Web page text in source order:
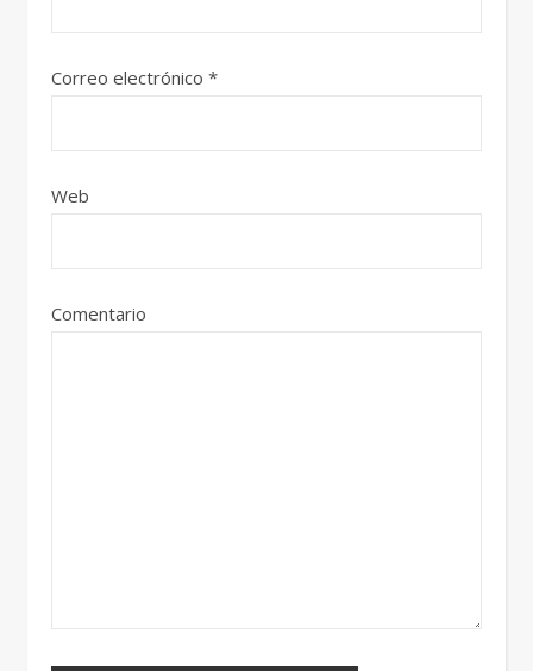
Correo electrónico *
Web
Comentario